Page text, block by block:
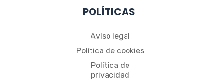
POLÍTICAS
Aviso legal
Política de cookies
Política de
privacidad